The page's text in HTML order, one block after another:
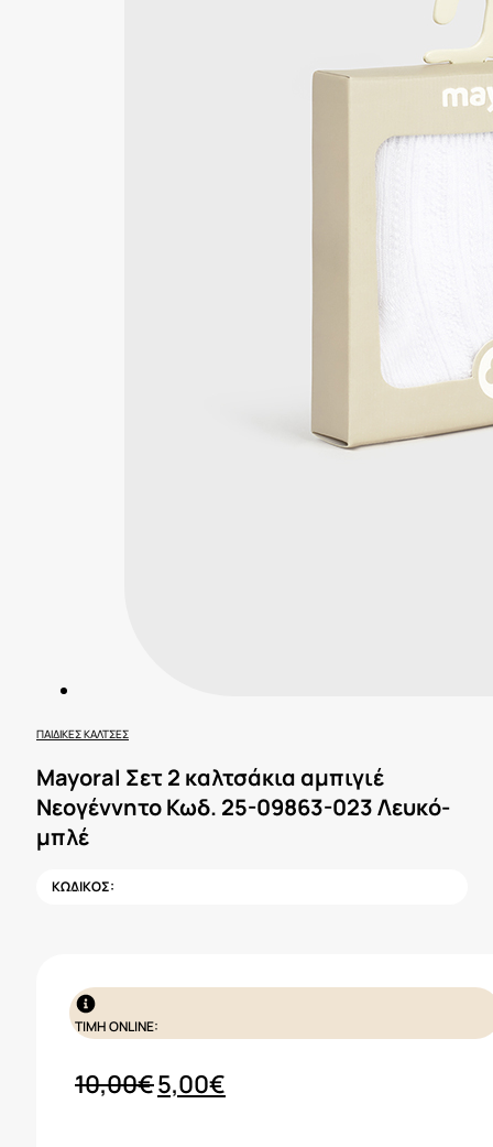
ΠΑΙΔΙΚΈΣ ΚΆΛΤΣΕΣ
Mayoral Σετ 2 καλτσάκια αμπιγιέ
Νεογέννητο Κωδ. 25-09863-023 Λευκό-
μπλέ
ΚΩΔΙΚΟΣ:
ΤΙΜΗ ONLINE:
10,00€Original
5,00€